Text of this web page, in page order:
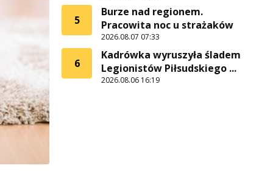
5
Burze nad regionem.
Pracowita noc u strażaków
2026.08.07 07:33
6
Kadrówka wyruszyła śladem
Legionistów Piłsudskiego ...
2026.08.06 16:19